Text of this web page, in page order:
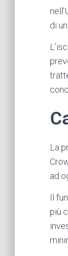
di
La
ad
Il
più